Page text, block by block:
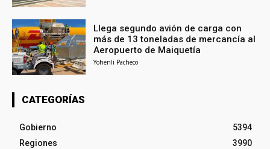
Llega segundo avión de carga con
más de 13 toneladas de mercancía al
Aeropuerto de Maiquetía
Yohenli Pacheco
CATEGORÍAS
Gobierno
5394
Regiones
3990